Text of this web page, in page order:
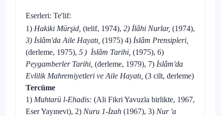
Eserleri: Te'lif:
1) Hakiki Mürşid, (telif, 1974), 2) İlâhi Nurlar, (1974),
3) İslâm'da Aile Hayatı, (1975) 4) İslâm Prensipleri,
(derleme, 1975), 5) İslâm Tarihi, (1975), 6)
Peygamberler Tarihi, (derleme, 1979), 7) İslâm'da
Evlilik Mahremiyetleri ve Aile Hayatı, (3 cilt, derleme)
Tercüme
1) Muhtarü l-Ehadis: (Ali Fikri Yavuzla birlikte, 1967,
Eser Yayınevi), 2) Nuru 1-İzah (1967), 3) Nur 'a